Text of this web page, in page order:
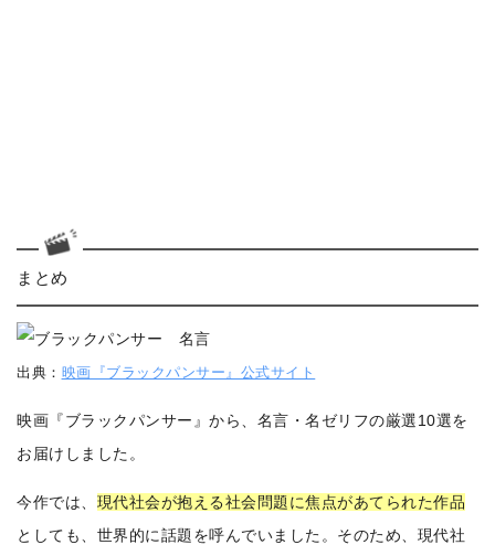
まとめ
出典： 映画『ブラックパンサー』公式サイト
映画『ブラックパンサー』から、名言・名ゼリフの厳選10選を
お届けしました。
今作では、 現代社会が抱える社会問題に焦点があてられた作品
としても、世界的に話題を呼んでいました。 そのため、現代社